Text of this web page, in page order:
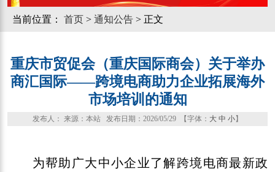
当前位置： 首页 > 通知公告 > 正文
重庆市贸促会（重庆国际商会）关于举办
商汇国际——跨境电商助力企业拓展海外
市场培训的通知
发布人： 来源：本站 发布日期：2026/05/29 【字体： 大 中 小】
为帮助广大中小企业了解跨境电商最新政